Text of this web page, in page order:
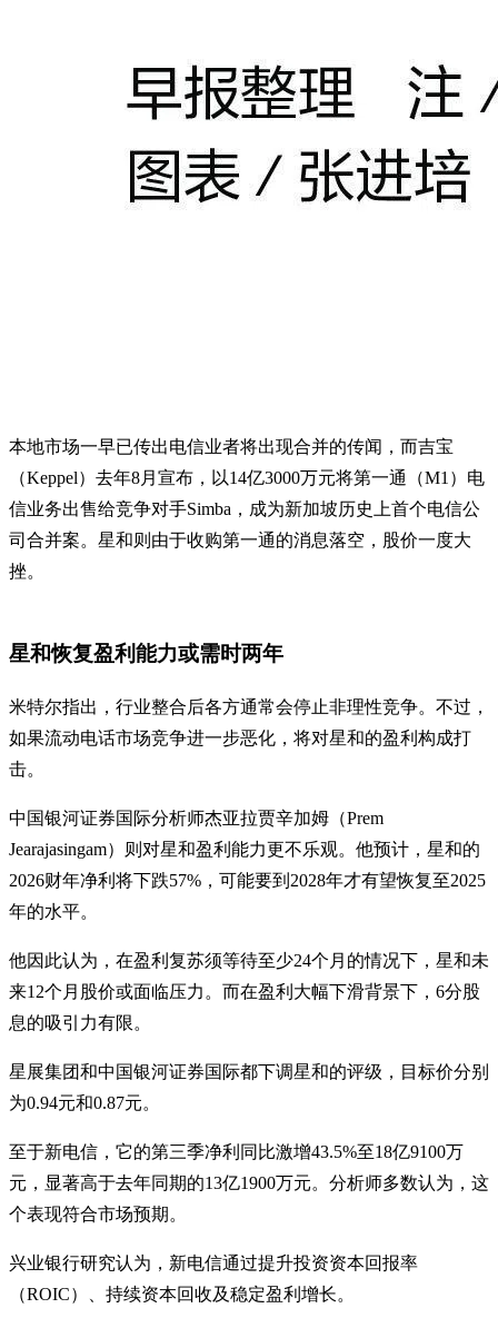
本地市场一早已传出电信业者将出现合并的传闻，而吉宝
（Keppel）去年8月宣布，以14亿3000万元将第一通（M1）电
信业务出售给竞争对手Simba，成为新加坡历史上首个电信公
司合并案。星和则由于收购第一通的消息落空，股价一度大
挫。
星和恢复盈利能力或需时两年
米特尔指出，行业整合后各方通常会停止非理性竞争。不过，
如果流动电话市场竞争进一步恶化，将对星和的盈利构成打
击。
中国银河证券国际分析师杰亚拉贾辛加姆（Prem
Jearajasingam）则对星和盈利能力更不乐观。他预计，星和的
2026财年净利将下跌57%，可能要到2028年才有望恢复至2025
年的水平。
他因此认为，在盈利复苏须等待至少24个月的情况下，星和未
来12个月股价或面临压力。而在盈利大幅下滑背景下，6分股
息的吸引力有限。
星展集团和中国银河证券国际都下调星和的评级，目标价分别
为0.94元和0.87元。
至于新电信，它的第三季净利同比激增43.5%至18亿9100万
元，显著高于去年同期的13亿1900万元。分析师多数认为，这
个表现符合市场预期。
兴业银行研究认为，新电信通过提升投资资本回报率
（ROIC）、持续资本回收及稳定盈利增长。